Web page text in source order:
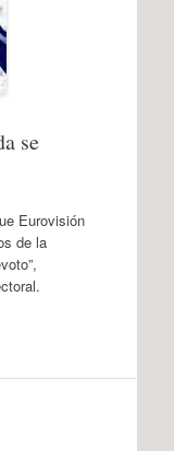
se
Eurovisión
de la